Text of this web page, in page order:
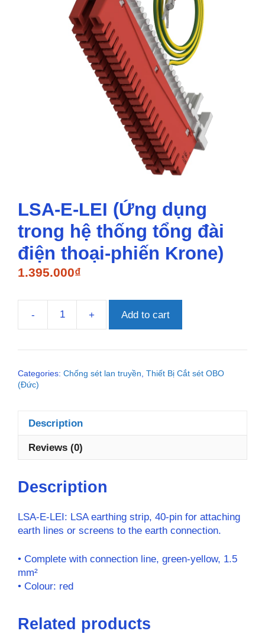
LSA-E-LEI (Ứng dụng
trong hệ thống tổng đài
điện thoại-phiến Krone)
1.395.000₫
-
LSA-
LEI
dụng
điện
phiến
quantity
+ Add to cart
Categories: Chống sét lan truyền, Thiết Bị Cắt sét OBO
(Đức)
Description
Reviews (0)
Description
LSA-E-LEI: LSA earthing strip, 40-pin for attaching
earth lines or screens to the earth connection.
• Complete with connection line, green-yellow, 1.5
mm²
• Colour: red
Related products